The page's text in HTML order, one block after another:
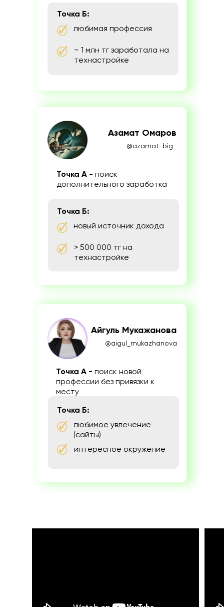
любимая профессия
~ 1 млн тг заработала на
технастройке
Точка Б:
Точка А - поиск
дополнительного заработка
новый источник дохода
> 500 000 тг на
технастройке
Точка Б:
Азамат Омаров
@azamat_big_
Точка А - поиск новой
профессии без привязки к
месту
любимое увлечение
(сайты)
интересное окружение
Точка Б:
Айгуль Мукажанова
@aigul_mukazhanova